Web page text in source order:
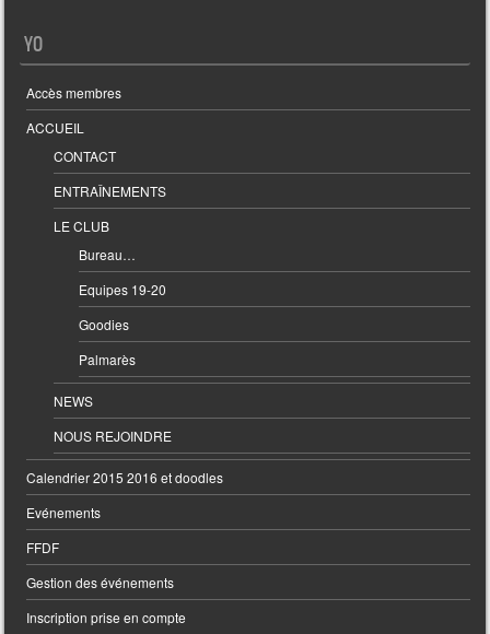
YO
Accès membres
ACCUEIL
CONTACT
ENTRAÎNEMENTS
LE CLUB
Bureau…
Equipes 19-20
Goodies
Palmarès
NEWS
NOUS REJOINDRE
Calendrier 2015 2016 et doodles
Evénements
FFDF
Gestion des événements
Inscription prise en compte